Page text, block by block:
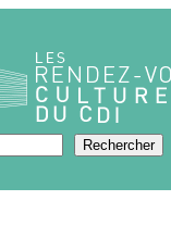
Rechercher